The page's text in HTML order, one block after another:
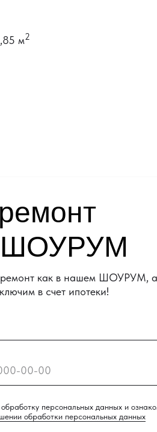
м2
ремонт как в нашем ШОУРУМ,
в счет ипотеки!
персональных данных и
обработки персональных данных
ШОУРУМ